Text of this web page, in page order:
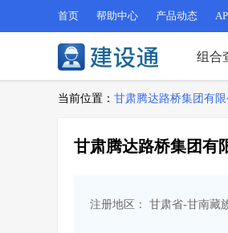
首页 帮助中心 产品动态
分项查询（VIP）
查资质
>
查荣誉>
招标信息>
组合
查荣誉>
当前位置： 甘肃腾达路桥集团有限
甘肃腾达路桥集团有
注册地区： 甘肃省-甘南藏